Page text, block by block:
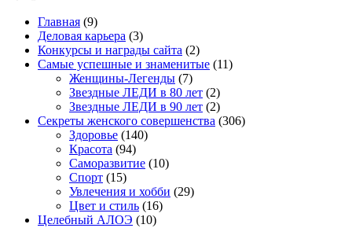
Главная (9)
Деловая карьера (3)
Конкурсы и награды сайта (2)
Самые успешные и знаменитые (11)
Женщины-Легенды (7)
Звездные ЛЕДИ в 80 лет (2)
Звездные ЛЕДИ в 90 лет (2)
Секреты женского совершенства (306)
Здоровье (140)
Красота (94)
Саморазвитие (10)
Спорт (15)
Увлечения и хобби (29)
Цвет и стиль (16)
Целебный АЛОЭ (10)